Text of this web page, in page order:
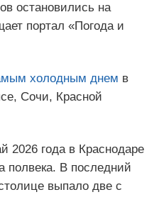
остановились на
портал «Погода и
холодным днем в
Сочи, Красной
2026 года в Краснодаре
полвека. В последний
выпало две с